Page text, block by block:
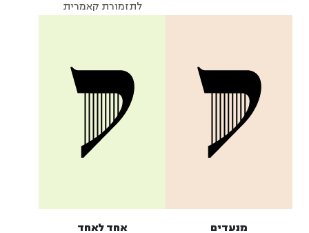
לתזמורת קאמרית
מנעדים
אחד לאחד